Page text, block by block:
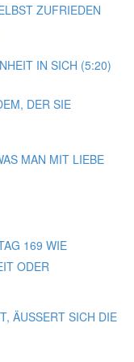
ZUFRIEDEN
IN SICH (5:20)
DER SIE
MAN MIT LIEBE
169 WIE
ODER
ÄUSSERT SICH DIE